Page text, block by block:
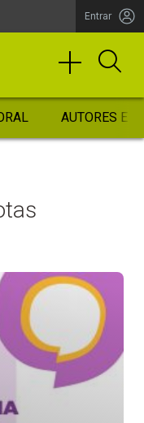
Entrar
AUTORES